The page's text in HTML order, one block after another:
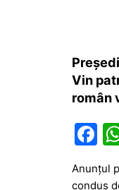
Vin
român
F
c
Anunțul
condus